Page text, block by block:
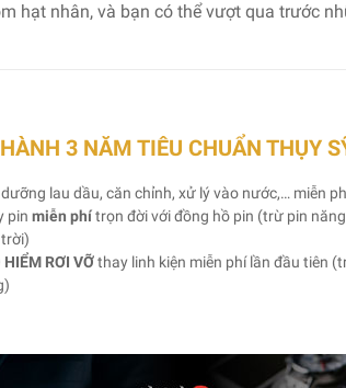
hạt nhân, và bạn có thể vượt qua trước
3 NĂM TIÊU CHUẨN THỤY
lau dầu, căn chỉnh, xử lý vào nước,… miễn
pin miễn phítrọn đời với đồng hồ pin (trừ pin
HIỂM RƠI VỠthay linh kiện miễn phí lần đầu tiên